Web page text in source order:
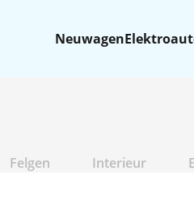
Neuwagen
Felgen Interieur